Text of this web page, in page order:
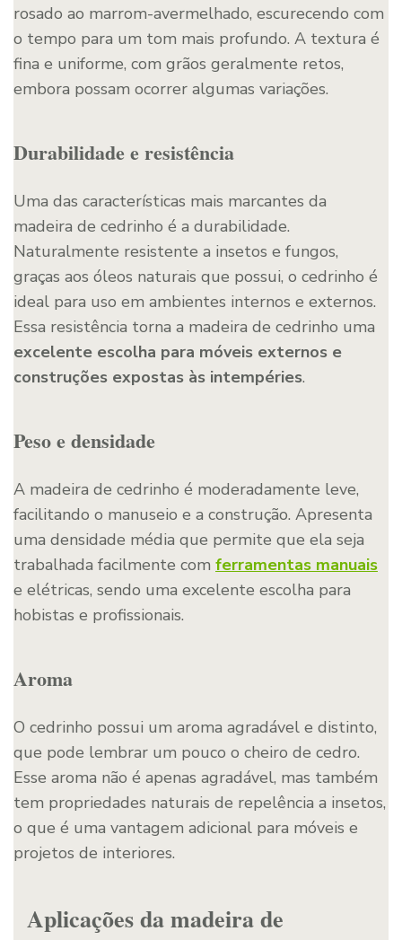
rosado ao marrom-avermelhado, escurecendo com
o tempo para um tom mais profundo. A textura é
fina e uniforme, com grãos geralmente retos,
embora possam ocorrer algumas variações.
Durabilidade e resistência
Uma das características mais marcantes da
madeira de cedrinho é a durabilidade.
Naturalmente resistente a insetos e fungos,
graças aos óleos naturais que possui, o cedrinho é
ideal para uso em ambientes internos e externos.
Essa resistência torna a madeira de cedrinho uma
excelente escolha para móveis externos e
construções expostas às intempéries.
Peso e densidade
A madeira de cedrinho é moderadamente leve,
facilitando o manuseio e a construção. Apresenta
uma densidade média que permite que ela seja
trabalhada facilmente com ferramentas manuais
e elétricas, sendo uma excelente escolha para
hobistas e profissionais.
Aroma
O cedrinho possui um aroma agradável e distinto,
que pode lembrar um pouco o cheiro de cedro.
Esse aroma não é apenas agradável, mas também
tem propriedades naturais de repelência a insetos,
o que é uma vantagem adicional para móveis e
projetos de interiores.
Aplicações da madeira de